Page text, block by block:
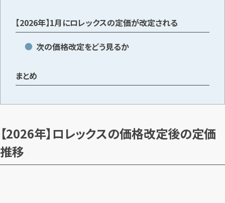
【2026年】1月にロレックスの定価が改定される
次の価格改定をどう見るか
まとめ
【2026年】ロレックスの価格改定後の定価
推移